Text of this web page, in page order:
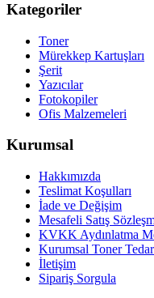
Kategoriler
Toner
Mürekkep Kartuşları
Şerit
Yazıcılar
Fotokopiler
Ofis Malzemeleri
Kurumsal
Hakkımızda
Teslimat Koşulları
İade ve Değişim
Mesafeli Satış
KVKK Aydınlatma
Kurumsal Toner
İletişim
Sipariş Sorgula